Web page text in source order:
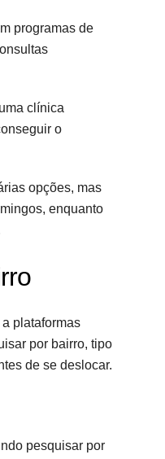
programas de
clínica
o
opções, mas
enquanto
plataformas
por bairro, tipo
de se deslocar.
pesquisar por